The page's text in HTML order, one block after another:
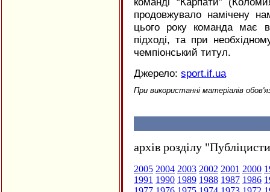
продовжувало намічену
цього року команда має
підході, та при
чемпіонський титул.
Джерело: sport.if.ua
При використанні матеріалів
архів розділу
2005 2004 2003 2002 2001 2000
1991 1990 1989 1988 1987 1986